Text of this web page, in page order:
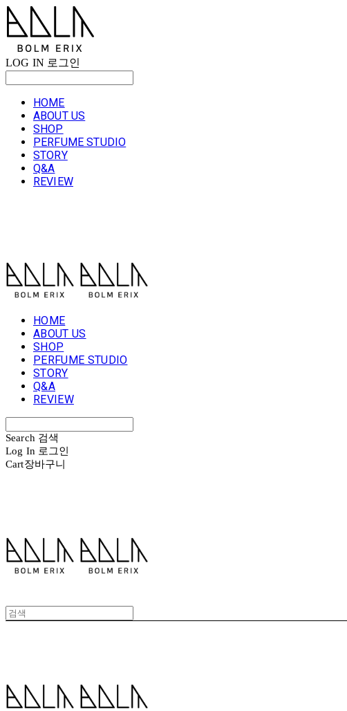
LOG IN 로그인
HOME
ABOUT US
SHOP
PERFUME STUDIO
STORY
Q&A
REVIEW
HOME
ABOUT US
SHOP
PERFUME STUDIO
STORY
Q&A
REVIEW
Search 검색
Log In 로그인
Cart장바구니